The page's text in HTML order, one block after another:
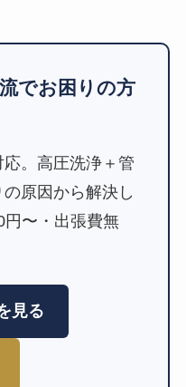
でお困りの方
。高圧洗浄＋管
原因から解決し
円〜・出張費無
見る